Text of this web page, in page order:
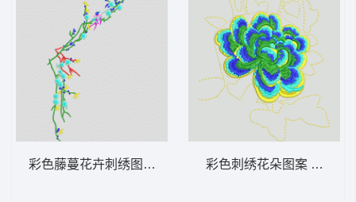
彩色藤蔓花卉刺绣图案 鸟语花香彩色刺绣花朵图案 靓花